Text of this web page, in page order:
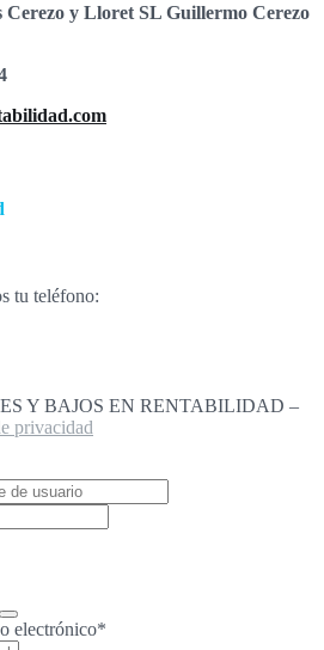
Cerezo y Lloret SL Guillermo Cerezo
tu teléfono:
Y BAJOS EN RENTABILIDAD –
privacidad
electrónico*